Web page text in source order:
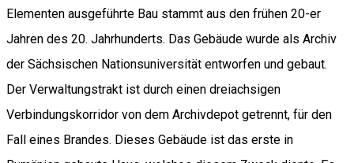
Elementen ausgeführte Bau stammt aus den frühen 20-er
Jahren des 20. Jahrhunderts. Das Gebäude wurde als Archiv
der Sächsischen Nationsuniversität entworfen und gebaut.
Der Verwaltungstrakt ist durch einen dreiachsigen
Verbindungskorridor von dem Archivdepot getrennt, für den
Fall eines Brandes. Dieses Gebäude ist das erste in